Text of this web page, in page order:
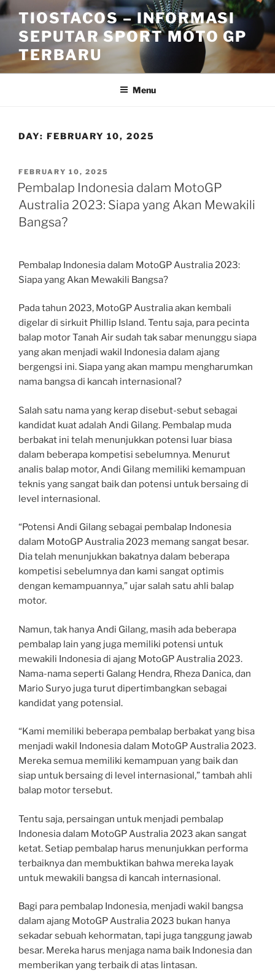
Skip
to
content
TIOSTACOS – INFORMASI
SEPUTAR SPORT MOTO GP
TERBARU
Menu
DAY: FEBRUARY 10, 2025
POSTED
ON
FEBRUARY 10, 2025
Pembalap Indonesia dalam MotoGP
Australia 2023: Siapa yang Akan Mewakili
Bangsa?
Pembalap Indonesia dalam MotoGP Australia 2023:
Siapa yang Akan Mewakili Bangsa?
Pada tahun 2023, MotoGP Australia akan kembali
digelar di sirkuit Phillip Island. Tentu saja, para pecinta
balap motor Tanah Air sudah tak sabar menunggu siapa
yang akan menjadi wakil Indonesia dalam ajang
bergengsi ini. Siapa yang akan mampu mengharumkan
nama bangsa di kancah internasional?
Salah satu nama yang kerap disebut-sebut sebagai
kandidat kuat adalah Andi Gilang. Pembalap muda
berbakat ini telah menunjukkan potensi luar biasa
dalam beberapa kompetisi sebelumnya. Menurut
analis balap motor, Andi Gilang memiliki kemampuan
teknis yang sangat baik dan potensi untuk bersaing di
level internasional.
“Potensi Andi Gilang sebagai pembalap Indonesia
dalam MotoGP Australia 2023 memang sangat besar.
Dia telah menunjukkan bakatnya dalam beberapa
kompetisi sebelumnya dan kami sangat optimis
dengan kemampuannya,” ujar salah satu ahli balap
motor.
Namun, tak hanya Andi Gilang, masih ada beberapa
pembalap lain yang juga memiliki potensi untuk
mewakili Indonesia di ajang MotoGP Australia 2023.
Nama-nama seperti Galang Hendra, Rheza Danica, dan
Mario Suryo juga turut dipertimbangkan sebagai
kandidat yang potensial.
“Kami memiliki beberapa pembalap berbakat yang bisa
menjadi wakil Indonesia dalam MotoGP Australia 2023.
Mereka semua memiliki kemampuan yang baik dan
siap untuk bersaing di level internasional,” tambah ahli
balap motor tersebut.
Tentu saja, persaingan untuk menjadi pembalap
Indonesia dalam MotoGP Australia 2023 akan sangat
ketat. Setiap pembalap harus menunjukkan performa
terbaiknya dan membuktikan bahwa mereka layak
untuk mewakili bangsa di kancah internasional.
Bagi para pembalap Indonesia, menjadi wakil bangsa
dalam ajang MotoGP Australia 2023 bukan hanya
sekadar sebuah kehormatan, tapi juga tanggung jawab
besar. Mereka harus menjaga nama baik Indonesia dan
memberikan yang terbaik di atas lintasan.